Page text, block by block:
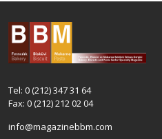
Tel: 0 (212) 347 31 64
Fax: 0 (212) 212 02 04
info@magazinebbm.com